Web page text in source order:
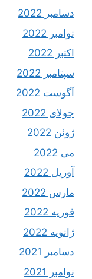
دسامبر 2022
نوامبر 2022
اکتبر 2022
سپتامبر 2022
آگوست 2022
جولای 2022
ژوئن 2022
می 2022
آوریل 2022
مارس 2022
فوریه 2022
ژانویه 2022
دسامبر 2021
نوامبر 2021